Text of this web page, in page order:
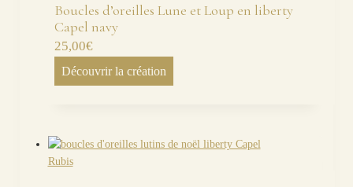
Boucles d’oreilles Lune et Loup en liberty
Capel navy
25,00€
Découvrir la création